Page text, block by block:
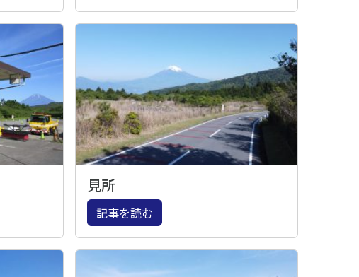
見所
記事を読む